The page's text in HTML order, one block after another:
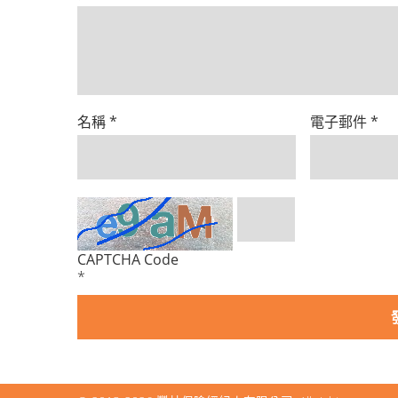
名稱* 電子郵件*
CAPTCHA Code
*